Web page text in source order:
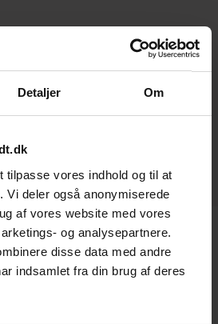
Detaljer Om
tilpasse vores indhold og til at
Vi deler også anonymiserede
af vores website med vores
og analysepartnere.
disse data med andre
indsamlet fra din brug af deres